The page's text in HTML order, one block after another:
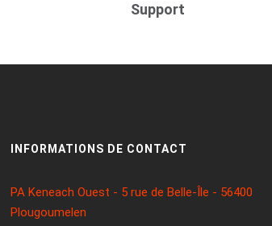
Support
INFORMATIONS DE CONTACT
PA Keneach Ouest - 5 rue de Belle-Île - 56400
Plougoumelen